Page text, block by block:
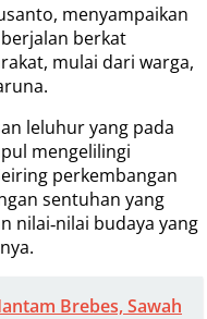
menyampaikan
berkat
mulai dari warga,
leluhur yang pada
mengelilingi
perkembangan
sentuhan yang
nilai‑nilai budaya yang
Brebes, Sawah